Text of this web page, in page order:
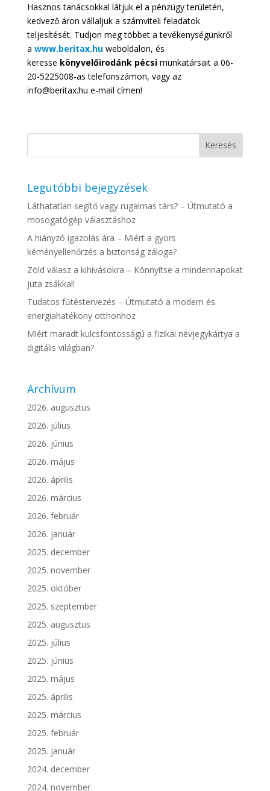
Hasznos tanácsokkal látjuk el a pénzügy területén,
kedvező áron vállaljuk a számviteli feladatok
teljesítését. Tudjon meg többet a tevékenységünkről
a www.beritax.hu weboldalon, és
keresse könyvelőirodánk pécsi munkatársait a 06-
20-5225008-as telefonszámon, vagy az
info@beritax.hu e-mail címen!
Legutóbbi bejegyzések
Láthatatlan segítő vagy rugalmas társ? – Útmutató a
mosogatógép választáshoz
A hiányzó igazolás ára – Miért a gyors
kéményellenőrzés a biztonság záloga?
Zöld válasz a kihívásokra – Könnyítse a mindennapokat
juta zsákkal!
Tudatos fűtéstervezés – Útmutató a modern és
energiahatékony otthonhoz
Miért maradt kulcsfontosságú a fizikai névjegykártya a
digitális világban?
Archívum
2026. augusztus
2026. július
2026. június
2026. május
2026. április
2026. március
2026. február
2026. január
2025. december
2025. november
2025. október
2025. szeptember
2025. augusztus
2025. július
2025. június
2025. május
2025. április
2025. március
2025. február
2025. január
2024. december
2024. november